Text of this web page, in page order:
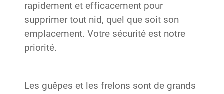
rapidement et efficacement pour
supprimer tout nid, quel que soit son
emplacement. Votre sécurité est notre
priorité.
Les guêpes et les frelons sont de grands